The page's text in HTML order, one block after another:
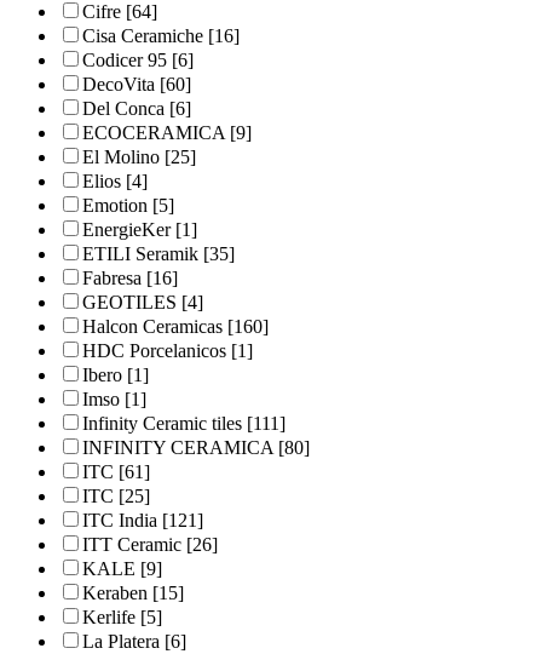
Cifre [64]
Cisa Ceramiche [16]
Codicer 95 [6]
DecoVita [60]
Del Conca [6]
ECOCERAMICA[9]
El Molino [25]
Elios [4]
Emotion [5]
EnergieKer[1]
ETILI Seramik [35]
Fabresa [16]
GEOTILES [4]
Halcon Ceramicas [160]
HDC Porcelanicos [1]
Ibero [1]
Imso [1]
Infinity Ceramic tiles [111]
INFINITY CERAMICA[80]
ITC [61]
ITC [25]
ITC India [121]
ITT Ceramic [26]
KALE [9]
Keraben [15]
Kerlife [5]
La Platera [6]